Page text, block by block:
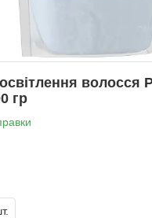
волосся
гр